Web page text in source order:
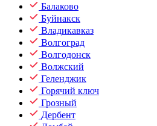
Балаково
Буйнакск
Владикавказ
Волгоград
Волгодонск
Волжский
Геленджик
Горячий ключ
Грозный
Дербент